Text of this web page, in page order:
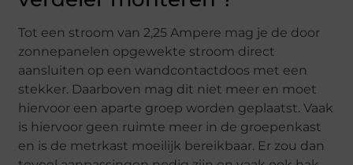
Tot een stroom van 2,25 Ampere mag je de door
zonnepanelen opgewekte stroom direct
aansluiten op een wandcontactdoos met een
stekker. Daarboven mag dit niet meer en moet
hiervoor een aparte groep worden geplaatst. Vaak
is hiervoor geen ruimte meer in de groepenkast
en is de metrkast moeilijk bereikbaar. Er zou dan